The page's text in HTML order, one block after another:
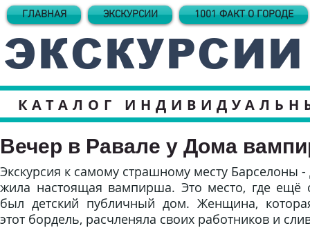
ГЛАВНАЯ ЭКСКУРСИИ 1001 ФАКТ О ГОРОДЕ
КАТАЛОГ
Вечер в Равале у Дома
Экскурсия к самому страшному месту Барселоны
жила настоящая вампирша. Это место, где ещё
был детский публичный дом. Женщина,
этот бордель, расчленяла своих работников и